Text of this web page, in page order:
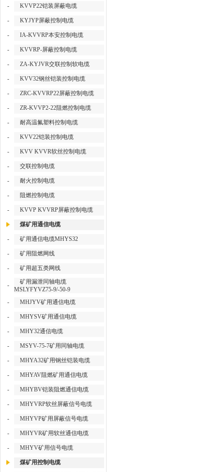
- KVVP22铠装屏蔽电缆
- KYJYP屏蔽控制电缆
- IA-KVVRP本安控制电缆
- KVVRP-屏蔽控制电缆
- ZA-KYJVR交联控制软电缆
- KVV32钢丝铠装控制电缆
- ZRC-KVVRP22屏蔽控制电缆
- ZR-KVVP2-22阻燃控制电缆
- 耐高温氟塑料控制电缆
- KVV22铠装控制电缆
- KVV KVVR软丝控制电缆
- 交联控制电缆
- 耐火控制电缆
- 阻燃控制电缆
- KVVP KVVRP屏蔽控制电缆
煤矿用通信电缆
- 矿用通信电缆MHYS32
- 矿用阻燃网线
- 矿用超五类网线
-
矿用漏泄同轴电缆
MSLYFYVZ75-9/-50-9
-
MHJYV矿用通信电缆
- MHYSV矿用通信电缆
- MHY32通信电缆
- MSYV-75-7矿用同轴电缆
- MHYA32矿用钢丝铠装电缆
- MHYAV阻燃矿用通信电缆
- MHYBV铠装阻燃通信电缆
- MHYVRP软丝屏蔽信号电缆
- MHYVP矿用屏蔽信号电缆
- MHYVR矿用软丝通信电缆
- MHYV矿用信号电缆
煤矿用控制电缆